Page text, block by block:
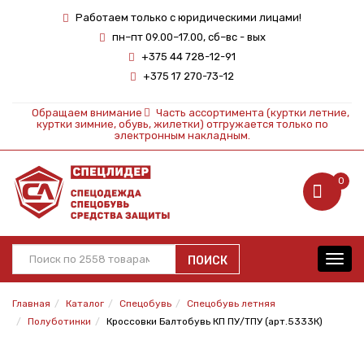
Работаем только с юридическими лицами!
пн–пт 09.00–17.00, сб–вс - вых
+375 44 728-12-91
+375 17 270-73-12
Обращаем внимание
Часть ассортимента (куртки летние,
куртки зимние, обувь, жилетки) отгружается только по
электронным накладным.
0
ПОИСК
Главная Каталог Спецобувь
Спецобувь летняя
Полуботинки
Кроссовки Балтобувь КП ПУ/ТПУ (арт.5333К)